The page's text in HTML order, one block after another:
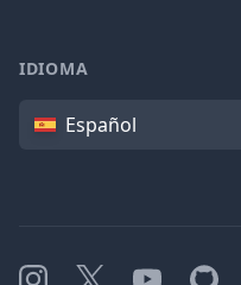
IDIOMA
IdiomaEspañol
Instagram
X YouTubeGitHub